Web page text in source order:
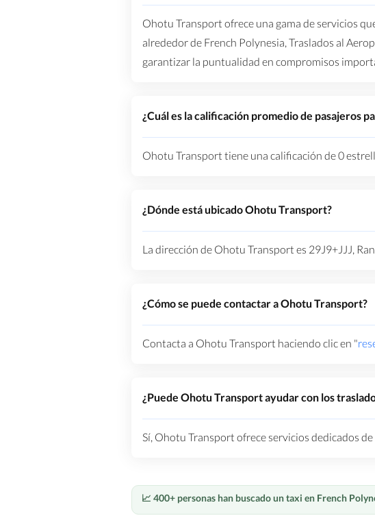
Ohotu Transport ofrece una gama de servicios
alrededor de French Polynesia, Traslados al
garantizar la puntualidad en compromisos
¿Cuál es la calificación promedio de pasajeros
Ohotu Transport tiene una calificación de 0
¿Dónde está ubicado Ohotu Transport?
La dirección de Ohotu Transport es 29J9+JJJ,
¿Cómo se puede contactar a Ohotu Transport?
Contacta a Ohotu Transport haciendo clic en "
¿Puede Ohotu Transport ayudar con los
Sí, Ohotu Transport ofrece servicios dedicados
📈 400+ personas han buscado un taxi en French